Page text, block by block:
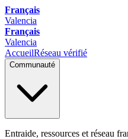
Français
Valencia
Français
Valencia
AccueilRéseau vérifié
Communauté
Entraide, ressources et réseau